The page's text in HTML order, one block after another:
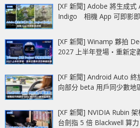
[XF 新聞] Adobe 將生成
Indigo 相機 App 可即影
[XF 新聞] Winamp 夥拍
2027 上半年登場‧重新定
[XF 新聞] Android Auto
向部分 beta 用戶同少數地
[XF 新聞] NVIDIA Rubin
台劍指 5 倍 Blackwell 算力